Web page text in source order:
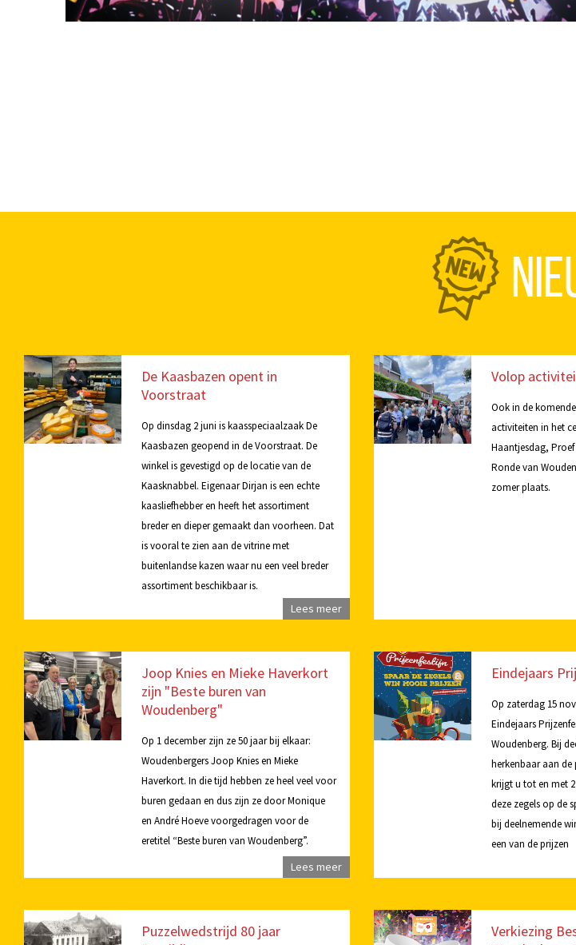
De Kaasbazen opent in
Voorstraat
Op dinsdag 2 juni is kaasspeciaalzaak De
Kaasbazen geopend in de Voorstraat. De
winkel is gevestigd op de locatie van de
Kaasknabbel. Eigenaar Dirjan is een echte
kaasliefhebber en heeft het assortiment
breder en dieper gemaakt dan voorheen. Dat
is vooral te zien aan de vitrine met
buitenlandse kazen waar nu een veel breder
assortiment beschikbaar is.
Lees meer
Volop
Ook in de
activiteiten in het
Haantjesdag,
Ronde van
zomer plaats.
Joop Knies en Mieke Haverkort
zijn "Beste buren van
Woudenberg"
Op 1 december zijn ze 50 jaar bij elkaar:
Woudenbergers Joop Knies en Mieke
Haverkort. In die tijd hebben ze heel veel voor
buren gedaan en dus zijn ze door Monique
en André Hoeve voorgedragen voor de
eretitel “Beste buren van Woudenberg”.
Lees meer
Eindejaars
Op zaterdag 15
Eindejaars
Woudenberg. Bij
herkenbaar aan
krijgt u tot en met
deze zegels op de
bij deelnemende
een van de prijzen
Puzzelwedstrijd 80 jaar
Verkiezing